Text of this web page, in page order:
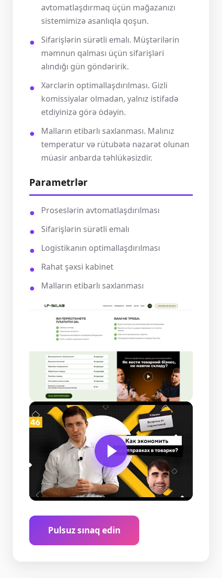
avtomatlaşdırmaq üçün mağazanızı
sistemimizə asanlıqla qoşun.
Sifarişlərin sürətli emalı. Müştərilərin
məmnun qalması üçün sifarişləri
alındığı gün göndəririk.
Xərclərin optimallaşdırılması. Gizli
komissiyalar olmadan, yalnız istifadə
etdiyinizə görə ödəyin.
Malların etibarlı saxlanması. Malınız
temperatur və rütubətə nəzarət olunan
müasir anbarda təhlükəsizdir.
Parametrlər
Proseslərin avtomatlaşdırılması
Sifarişlərin sürətli emalı
Logistikanın optimallaşdırılması
Rahat şəxsi kabinet
Malların etibarlı saxlanması
Pulsuz sınaq edin